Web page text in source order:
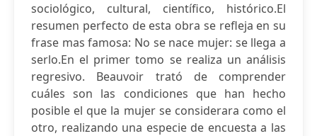
sociológico, cultural, científico, histórico.El
resumen perfecto de esta obra se refleja en su
frase mas famosa: No se nace mujer: se llega a
serlo.En el primer tomo se realiza un análisis
regresivo. Beauvoir trató de comprender
cuáles son las condiciones que han hecho
posible el que la mujer se considerara como el
otro, realizando una especie de encuesta a las